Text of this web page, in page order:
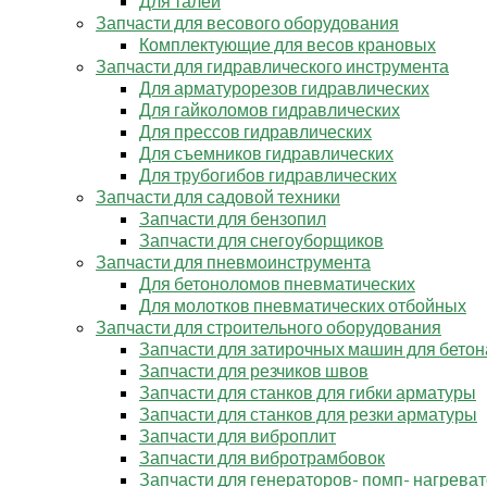
Запчасти для весового оборудования
Комплектующие для весов крановых
Запчасти для гидравлического инструмента
Для арматурорезов гидравлических
Для гайколомов гидравлических
Для прессов гидравлических
Для съемников гидравлических
Для трубогибов гидравлических
Запчасти для садовой техники
Запчасти для бензопил
Запчасти для снегоуборщиков
Запчасти для пневмоинструмента
Для бетоноломов пневматических
Для молотков пневматических отбойных
Запчасти для строительного оборудования
Запчасти для затирочных машин для
Запчасти для резчиков швов
Запчасти для станков для гибки арматуры
Запчасти для станков для резки арматуры
Запчасти для виброплит
Запчасти для вибротрамбовок
Запчасти для генераторов- помп-